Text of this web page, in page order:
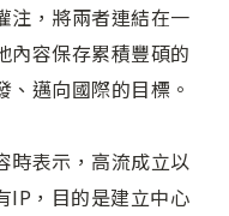
注，將兩者連結在一
內容保存累積豐碩的
邁向國際的目標。
時表示，高流成立以
IP，目的是建立中心